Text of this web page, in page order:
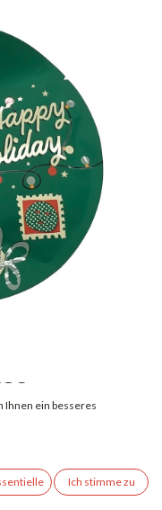
fürs
mit Mickey
Ihnen ein besseres
Ich stimme zu